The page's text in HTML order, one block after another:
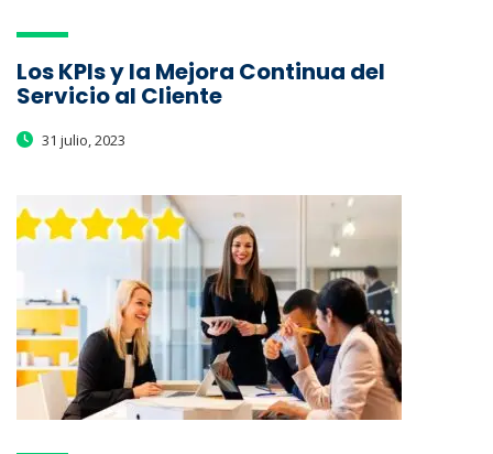
Los KPIs y la Mejora Continua del
Servicio al Cliente
31 julio, 2023